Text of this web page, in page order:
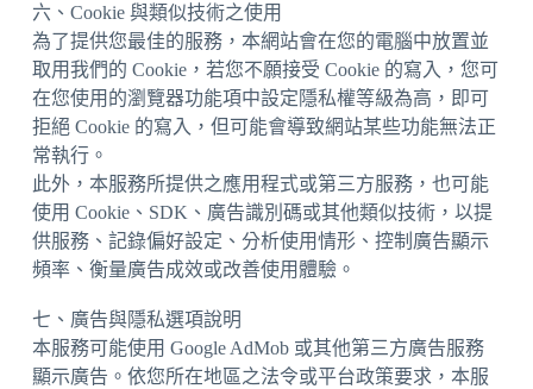
六、Cookie 與類似技術之使用
為了提供您最佳的服務，本網站會在您的電腦中放置並
取用我們的 Cookie，若您不願接受 Cookie 的寫入，您可
在您使用的瀏覽器功能項中設定隱私權等級為高，即可
拒絕 Cookie 的寫入，但可能會導致網站某些功能無法正
常執行。
此外，本服務所提供之應用程式或第三方服務，也可能
使用 Cookie、SDK、廣告識別碼或其他類似技術，以提
供服務、記錄偏好設定、分析使用情形、控制廣告顯示
頻率、衡量廣告成效或改善使用體驗。
七、廣告與隱私選項說明
本服務可能使用 Google AdMob 或其他第三方廣告服務
顯示廣告。依您所在地區之法令或平台政策要求，本服